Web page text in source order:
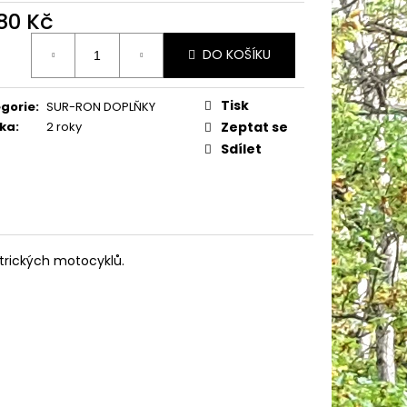
Kč
DO KOŠÍKU
: SUR-RON DOPLŇKY
: 2 roky
Tisk
Zeptat se
Sdílet
motocyklů.
- SUPER SOCO -
MOTOCYKL